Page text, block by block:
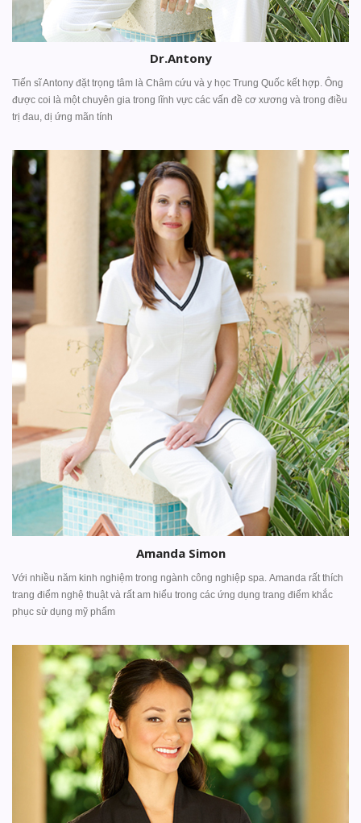
Dr.Antony
Tiến sĩ Antony đặt trọng tâm là Châm cứu và y học Trung Quốc kết hợp. Ông
được coi là một chuyên gia trong lĩnh vực các vấn đề cơ xương và trong điều
trị đau, dị ứng mãn tính
Amanda Simon
Với nhiều năm kinh nghiệm trong ngành công nghiệp spa. Amanda rất thích
trang điểm nghệ thuật và rất am hiểu trong các ứng dụng trang điểm khắc
phục sử dụng mỹ phẩm